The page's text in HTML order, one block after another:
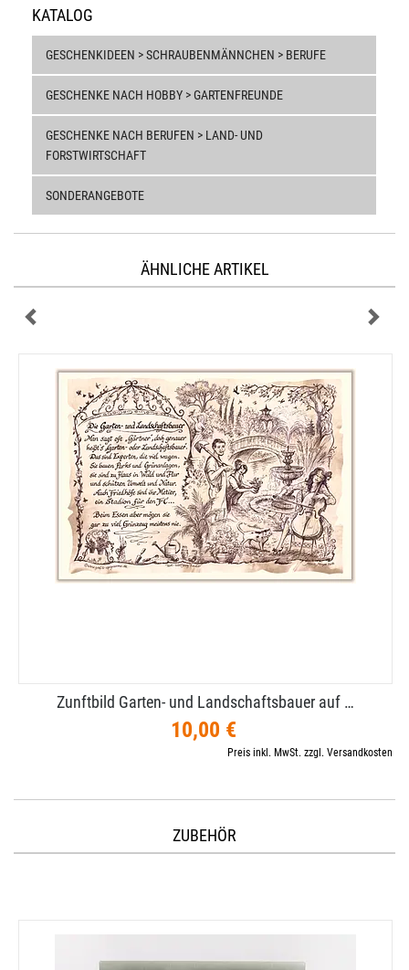
KATALOG
GESCHENKIDEEN > SCHRAUBENMÄNNCHEN > BERUFE
GESCHENKE NACH HOBBY > GARTENFREUNDE
GESCHENKE NACH BERUFEN > LAND- UND
FORSTWIRTSCHAFT
SONDERANGEBOTE
ÄHNLICHE ARTIKEL
Zunftbild Garten- und Landschaftsbauer auf …
10,00 €
Preis inkl. MwSt. zzgl. Versandkosten
ZUBEHÖR